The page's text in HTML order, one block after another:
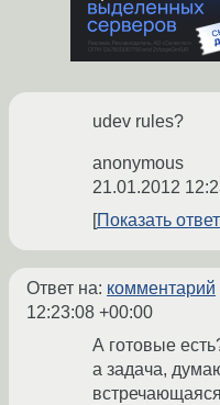
udev rules?
anonymous
21.01.2012
Показать ответ
Ответ на: комментарий
12:23:08 +00:00
А готовые
а задача,